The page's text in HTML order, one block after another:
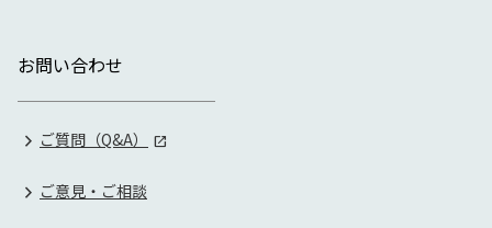
お問い合わせ
ご質問（Q&A）
ご意見・ご相談